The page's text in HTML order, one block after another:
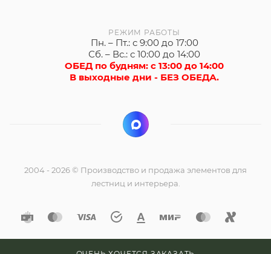
РЕЖИМ РАБОТЫ
Пн. – Пт.: с 9:00 до 17:00
Сб. – Вс.: с 10:00 до 14:00
ОБЕД по будням: с 13:00 до 14:00
В выходные дни - БЕЗ ОБЕДА.
2004 - 2026 © Производство и продажа элементов для
лестниц и интерьера.